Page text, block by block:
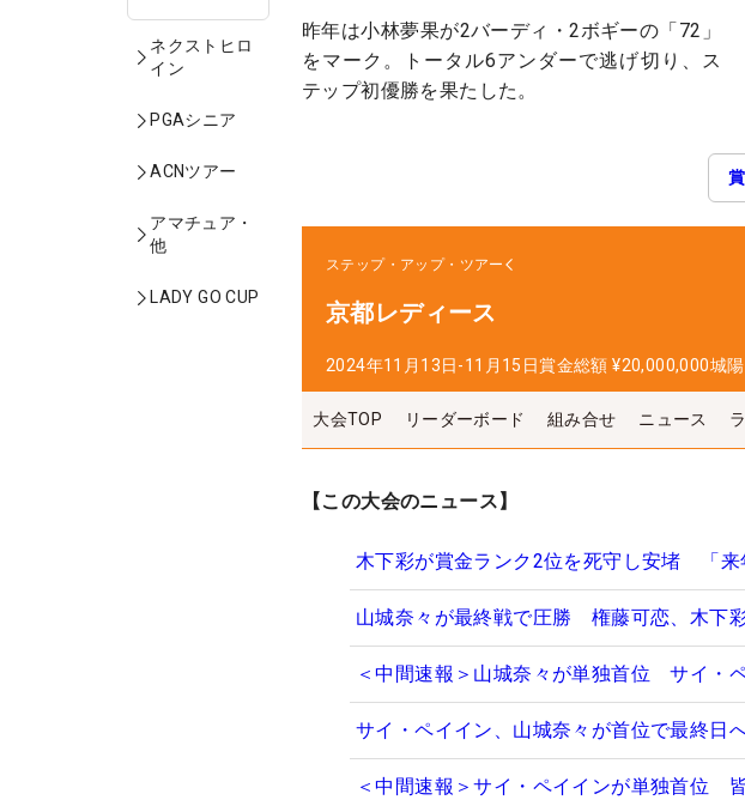
ネクストヒロ
イン
PGAシニア
ACNツアー
アマチュア・
他
LADY GO CUP
昨年は小林夢果が2バーディ・2ボギーの「72」
をマーク。トータル6アンダーで逃げ切り、ス
テップ初優勝を果たした。
ステップ・アップ・ツアー
京都レディース
2024年11月13日-11月15日賞金総額 ¥20,000,000城
大会TOP リーダーボード 組み合せ ニュース
【この大会のニュース】
木下彩が賞金ランク2位を死守し安堵 「来
山城奈々が最終戦で圧勝 権藤可恋、木下
＜中間速報＞山城奈々が単独首位 サイ・
サイ・ペイイン、山城奈々が首位で最終
＜中間速報＞サイ・ペイインが単独首位